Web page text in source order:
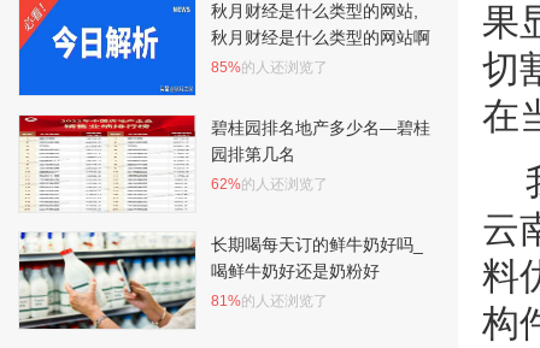
果
切
在
云
料
构
秋月财经是什么类型的网站,
秋月财经是什么类型的网站啊
85%的人还浏览了
碧桂园排名地产多少名—碧桂
园排第几名
62%的人还浏览了
长期喝每天订的鲜牛奶好吗_
喝鲜牛奶好还是奶粉好
81%的人还浏览了